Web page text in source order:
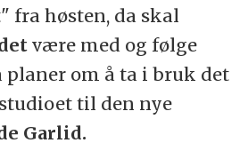
fra høsten, da skal
være med og følge
planer om å ta i bruk det
til den nye
Garlid.